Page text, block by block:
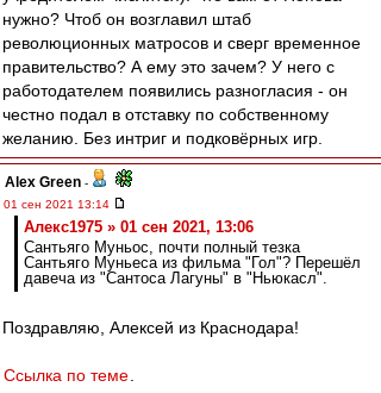
нужно? Чтоб он возглавил штаб
революционных матросов и сверг временное
правительство? А ему это зачем? У него с
работодателем появились разногласия - он
честно подал в отставку по собственному
желанию. Без интриг и подковёрных игр.
Alex Green -
01 сен 2021 13:14
Алекс1975 » 01 сен 2021, 13:06
Сантьяго Муньос, почти полный тезка
Сантьяго Муньеса из фильма "Гол"? Перешёл
давеча из "Сантоса Лагуны" в "Ньюкасл".
Поздравляю, Алексей из Краснодара!
Ссылка по теме